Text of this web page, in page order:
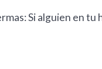
Si alguien en